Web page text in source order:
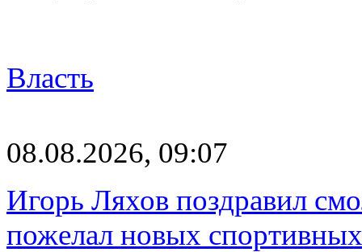
Власть
08.08.2026, 09:07
Игорь Ляхов поздравил
пожелал новых